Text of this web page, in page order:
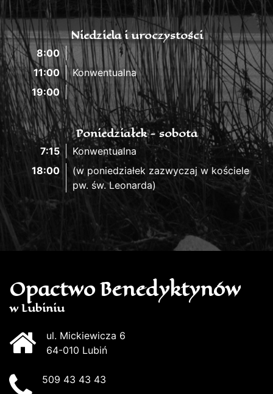
Niedziela i uroczystości
8:00
11:00
Konwentualna
19:00
Poniedziałek - sobota
7:15
Konwentualna
18:00
(w poniedziałek zazwyczaj w kościele
pw. św. Leonarda)
Opactwo Benedyktynów
w Lubiniu
ul. Mickiewicza 6
64-010 Lubiń
509 43 43 43